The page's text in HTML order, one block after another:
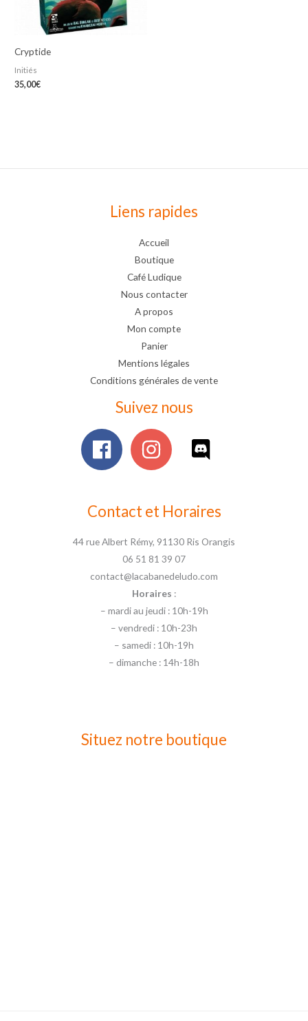
Cryptide
Initiés
35,00€
Liens rapides
Accueil
Boutique
Café Ludique
Nous contacter
A propos
Mon compte
Panier
Mentions légales
Conditions générales de vente
Suivez nous
Contact et Horaires
44 rue Albert Rémy, 91130 Ris Orangis
06 51 81 39 07
contact@lacabanedeludo.com
Horaires :
– mardi au jeudi : 10h-19h
– vendredi : 10h-23h
– samedi : 10h-19h
– dimanche : 14h-18h
Situez notre boutique